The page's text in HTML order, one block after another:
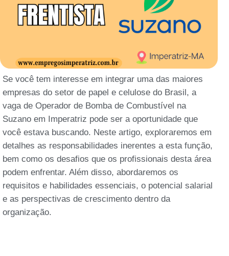
Se você tem interesse em integrar uma das maiores
empresas do setor de papel e celulose do Brasil, a
vaga de Operador de Bomba de Combustível na
Suzano em Imperatriz pode ser a oportunidade que
você estava buscando. Neste artigo, exploraremos em
detalhes as responsabilidades inerentes a esta função,
bem como os desafios que os profissionais desta área
podem enfrentar. Além disso, abordaremos os
requisitos e habilidades essenciais, o potencial salarial
e as perspectivas de crescimento dentro da
organização.